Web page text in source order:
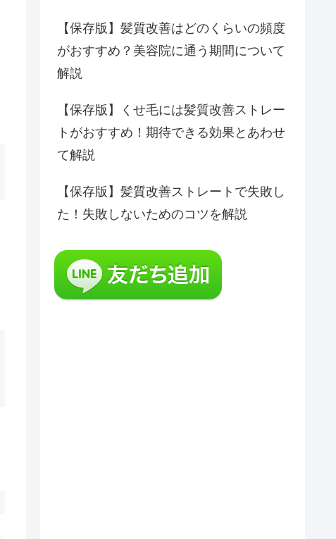
【保存版】髪質改善はどのくらいの頻度
がおすすめ？美容院に通う期間について
解説
【保存版】くせ毛には髪質改善ストレー
トがおすすめ！期待できる効果とあわせ
て解説
【保存版】髪質改善ストレートで失敗し
た！失敗しないためのコツを解説